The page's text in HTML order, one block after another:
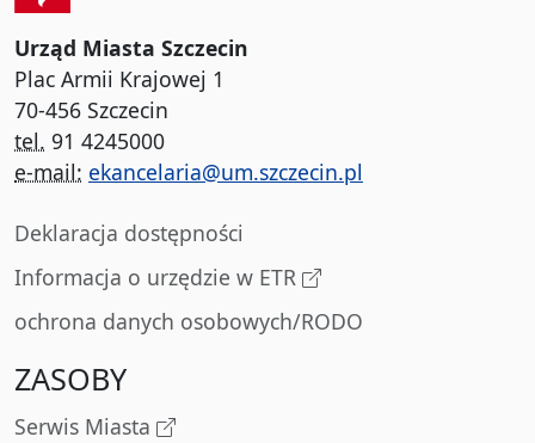
Urząd Miasta Szczecin
Plac Armii Krajowej 1
70-456 Szczecin
tel. 91 4245000
e-mail: ekancelaria@um.szczecin.pl
Deklaracja dostępności
Informacja o urzędzie w ETR
ochrona danych osobowych/RODO
ZASOBY
Serwis Miasta